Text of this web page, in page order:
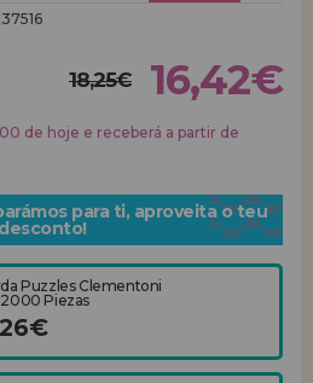
18,25€ 16,42€
de hoje e receberá a partir de
para ti, aproveita o teu
desconto!
Puzzles Clementoni
Piezas